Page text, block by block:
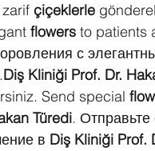
çiçeklerle
flowers to patients
с
.Diş Kliniği Prof. Dr.
Send special
Türedi.
в Diş Kliniği Prof.